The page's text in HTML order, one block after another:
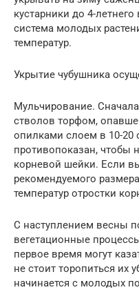
кустарники до 4-летнего
система молодых
температур.
Укрытие чубушника
Мульчирование.
стволов торфом,
опилками слоем в 10-
противопоказан, чтобы
корневой шейки. Если
рекомендуемого
температур отростки
С наступлением весны
вегетационные
первое время могут
не стоит торопиться их
начинается с молодых